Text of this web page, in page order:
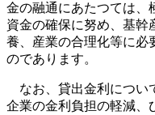
金の融通にあたつては、
資金の確保に努め、基幹
養、産業の合理化等に必
のであります。
なお、貸出金利につい
企業の金利負担の軽減、